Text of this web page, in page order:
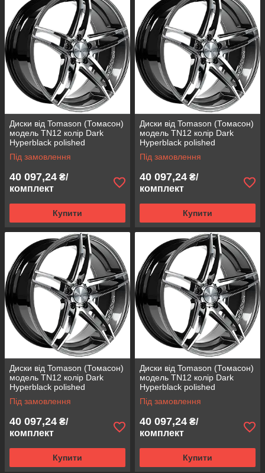
Диски від Tomason (Томасон)
модель TN12 колір Dark
Hyperblack polished
параметри 8,5J x 18" PCD 5 x
112 ET 30
Під замовлення
40 097,24 ₴/
комплект
Купити
Диски від Tomason (Томасон)
модель TN12 колір Dark
Hyperblack polished
параметри 8,5J x 18" PCD 5 x
112 ET 45
Під замовлення
40 097,24 ₴/
комплект
Купити
Диски від Tomason (Томасон)
модель TN12 колір Dark
Hyperblack polished
параметри 8,5J x 18" PCD 5 x
114,3 ET 42
Під замовлення
40 097,24 ₴/
комплект
Купити
Диски від Tomason (Томасон)
модель TN12 колір Dark
Hyperblack polished
параметри 8,5J x 18" PCD 5 x
120 ET 35
Під замовлення
40 097,24 ₴/
комплект
Купити